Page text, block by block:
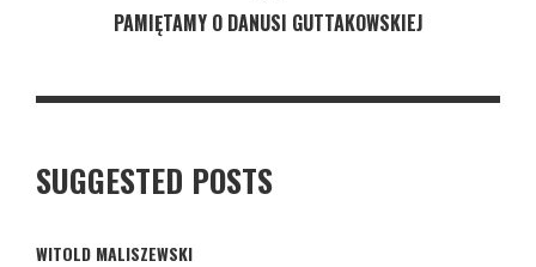
PAMIĘTAMY O DANUSI GUTTAKOWSKIEJ
SUGGESTED POSTS
WITOLD MALISZEWSKI